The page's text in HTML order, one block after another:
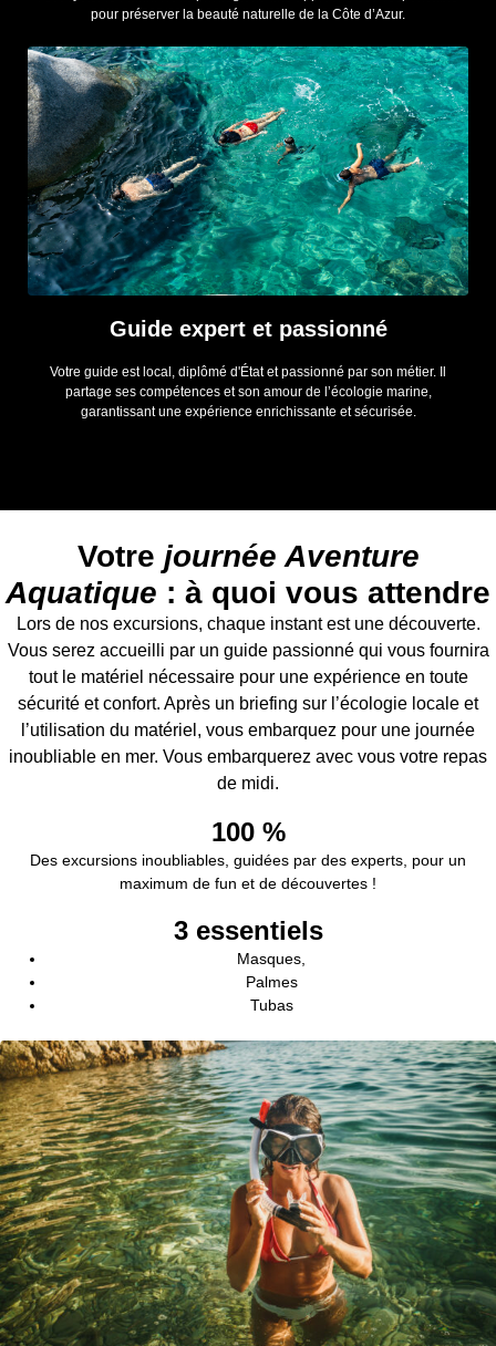
pour préserver la beauté naturelle de la Côte d’Azur.
Guide expert et passionné
Votre guide est local, diplômé d'État et passionné par son métier. Il
partage ses compétences et son amour de l’écologie marine,
garantissant une expérience enrichissante et sécurisée.
Votre journée Aventure
Aquatique : à quoi vous attendre
Lors de nos excursions, chaque instant est une découverte.
Vous serez accueilli par un guide passionné qui vous fournira
tout le matériel nécessaire pour une expérience en toute
sécurité et confort. Après un briefing sur l’écologie locale et
l’utilisation du matériel, vous embarquez pour une journée
inoubliable en mer. Vous embarquerez avec vous votre repas
de midi.
100 %
Des excursions inoubliables, guidées par des experts, pour un
maximum de fun et de découvertes !
3 essentiels
Masques,
Palmes
Tubas